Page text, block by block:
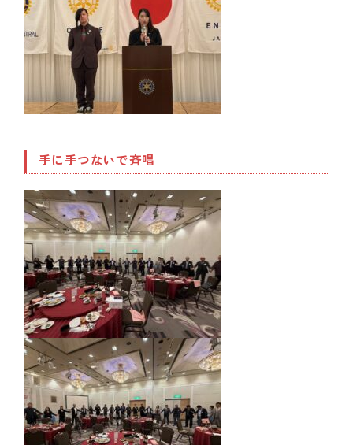
手に手つないで斉唱